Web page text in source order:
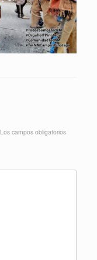
Los campos obligatorios